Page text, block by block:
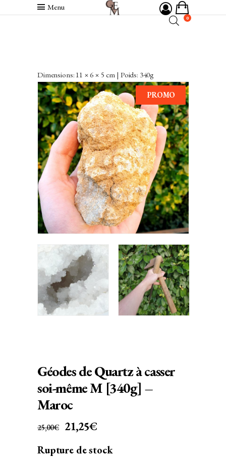
Menu
0
Dimensions: 11 × 6 × 5 cm | Poids: 340g
VENDU
PROMO
Géodes de Quartz à casser
soi-même M [340g] –
Maroc
25,00€
LE
INITIAL
21,25€LE
ACTUEL
Rupture de stock